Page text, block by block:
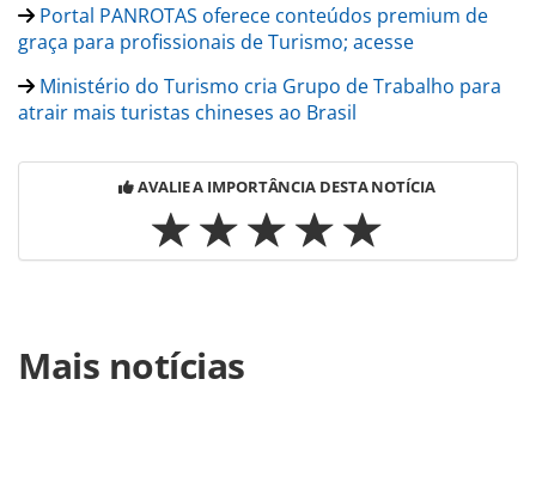
Portal PANROTAS oferece conteúdos premium de
graça para profissionais de Turismo; acesse
Ministério do Turismo cria Grupo de Trabalho para
atrair mais turistas chineses ao Brasil
AVALIE A IMPORTÂNCIA DESTA NOTÍCIA
https://www.panrotas.com.br/agencias-de-
viagens/mercado/2026/07/ex-brocker-cria-aldeia-agencia-
Mais notícias